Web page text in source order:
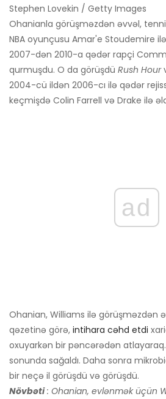
Stephen Lovekin / Getty Images
Ohanianla görüşməzdən əvvəl,
NBA oyunçusu Amar'e Stoudemire
2007-dən 2010-a qədər rapçi
qurmuşdu. O da görüşdü Rush Hour
2004-cü ildən 2006-cı ilə qədər
keçmişdə Colin Farrell və Drake ilə
ad
Ohanian, Williams ilə görüşməzdən
qəzetinə görə, intihara cəhd etdi
oxuyarkən bir pəncərədən
sonunda sağaldı. Daha sonra
bir neçə il görüşdü və görüşdü.
Növbəti : Ohanian, evlənmək üçün